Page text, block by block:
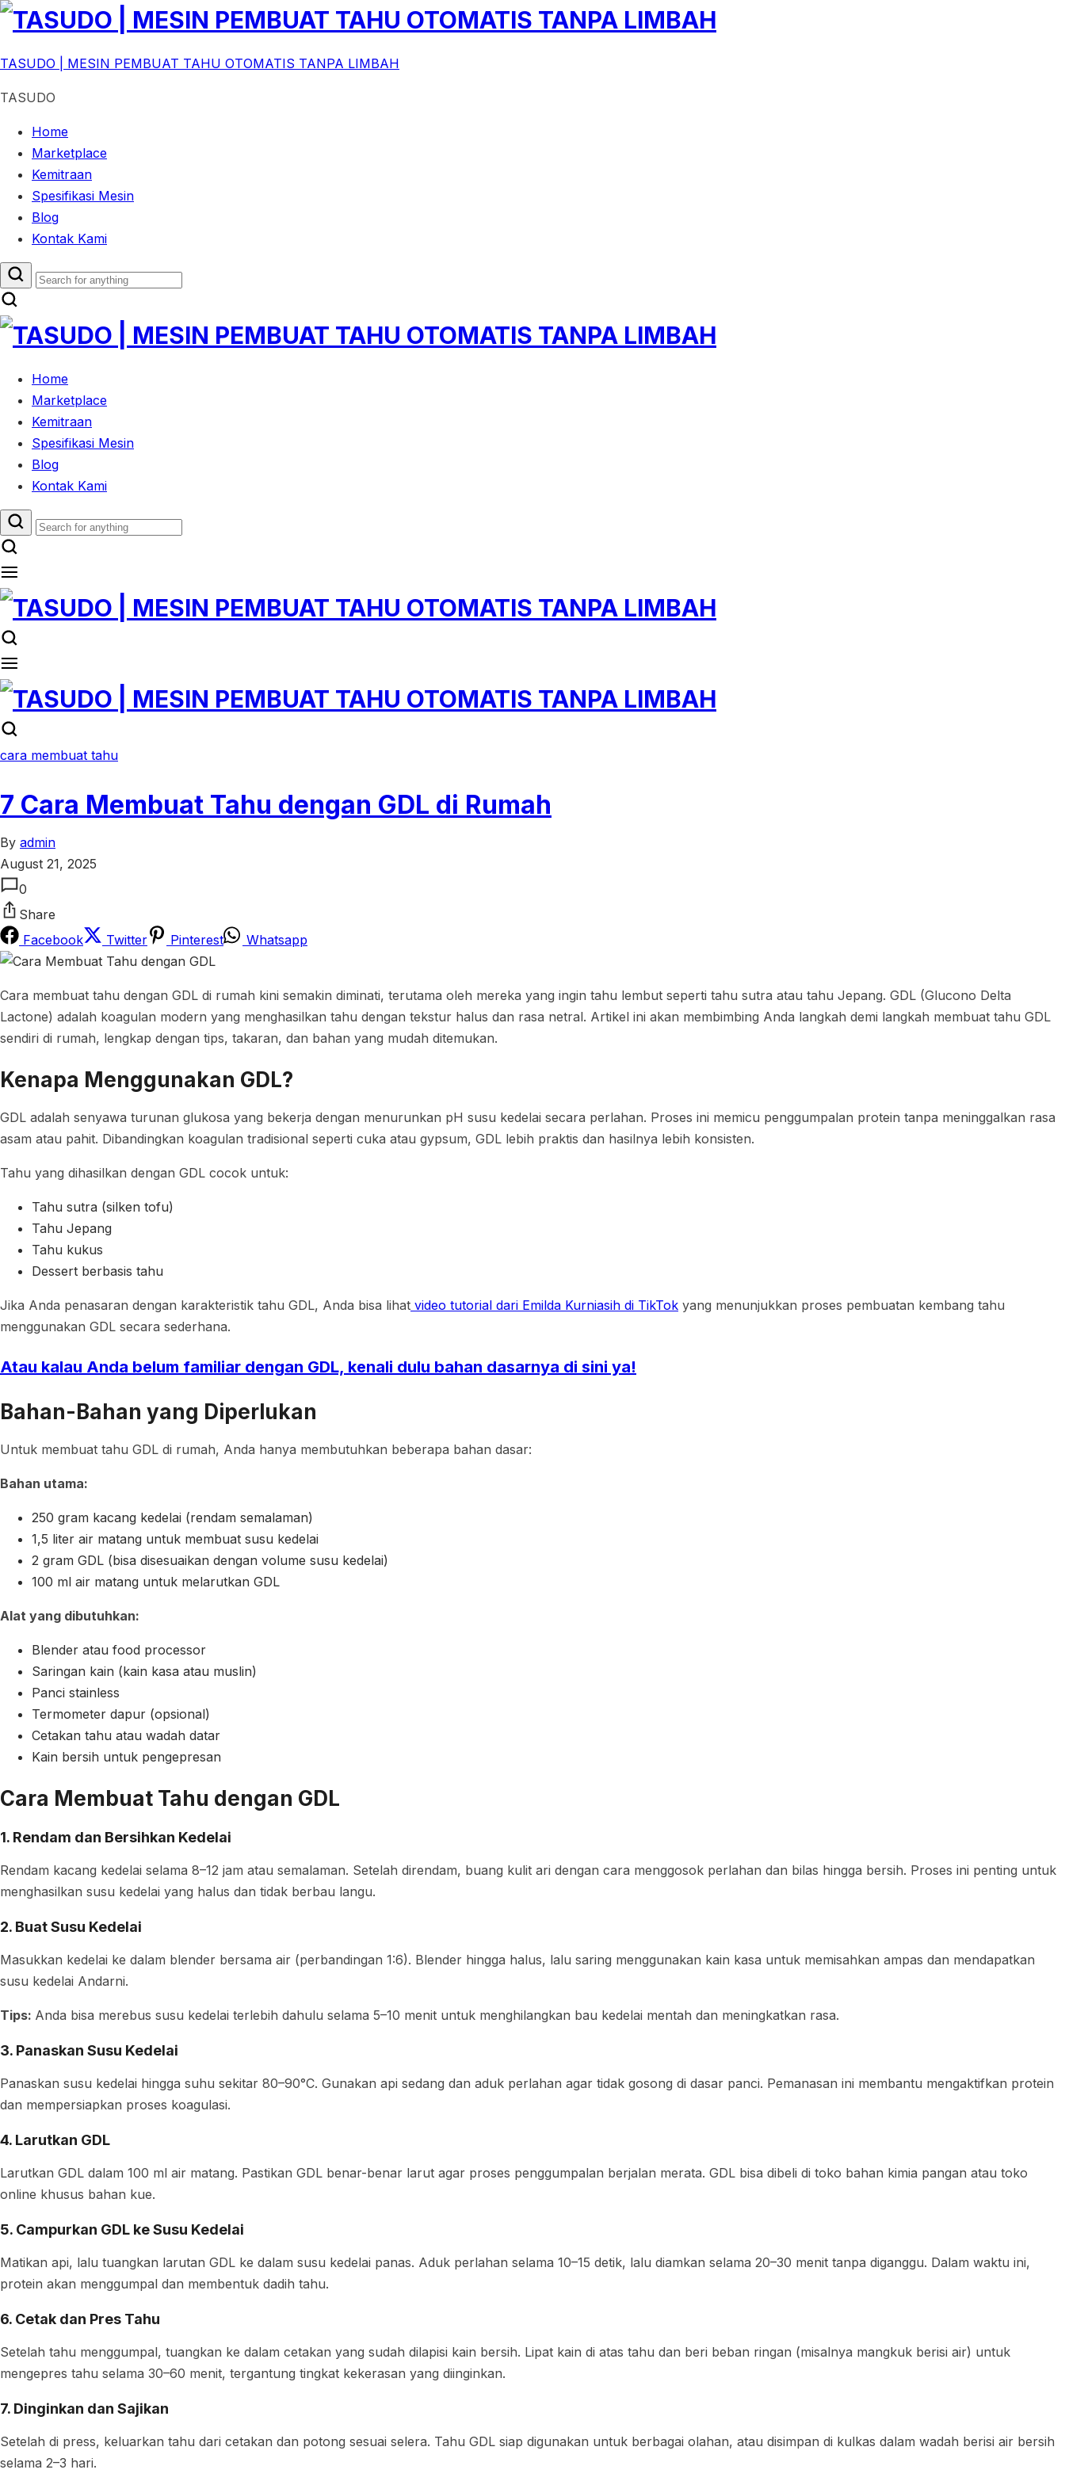
TASUDO | MESIN PEMBUAT TAHU OTOMATIS TANPA LIMBAH
TASUDO
Home
Marketplace
Kemitraan
Spesifikasi Mesin
Blog
Kontak Kami
Home
Marketplace
Kemitraan
Spesifikasi Mesin
Blog
Kontak Kami
cara membuat tahu
7 Cara Membuat Tahu dengan GDL di Rumah
By admin
August 21, 2025
0
Share
Facebook
Twitter Pinterest Whatsapp
Cara membuat tahu dengan GDL di rumah kini semakin diminati, terutama oleh mereka yang ingin tahu lembut seperti tahu sutra atau tahu Jepang. GDL (Glucono Delta
Lactone) adalah koagulan modern yang menghasilkan tahu dengan tekstur halus dan rasa netral. Artikel ini akan membimbing Anda langkah demi langkah membuat tahu GDL
sendiri di rumah, lengkap dengan tips, takaran, dan bahan yang mudah ditemukan.
Kenapa Menggunakan GDL?
GDL adalah senyawa turunan glukosa yang bekerja dengan menurunkan pH susu kedelai secara perlahan. Proses ini memicu penggumpalan protein tanpa meninggalkan rasa
asam atau pahit. Dibandingkan koagulan tradisional seperti cuka atau gypsum, GDL lebih praktis dan hasilnya lebih konsisten.
Tahu yang dihasilkan dengan GDL cocok untuk:
Tahu sutra (silken tofu)
Tahu Jepang
Tahu kukus
Dessert berbasis tahu
Jika Anda penasaran dengan karakteristik tahu GDL, Anda bisa lihat video tutorial dari Emilda Kurniasih di TikTok yang menunjukkan proses pembuatan kembang tahu
menggunakan GDL secara sederhana.
Atau kalau Anda belum familiar dengan GDL, kenali dulu bahan dasarnya di sini ya!
Bahan-Bahan yang Diperlukan
Untuk membuat tahu GDL di rumah, Anda hanya membutuhkan beberapa bahan dasar:
Bahan utama:
250 gram kacang kedelai (rendam semalaman)
1,5 liter air matang untuk membuat susu kedelai
2 gram GDL (bisa disesuaikan dengan volume susu kedelai)
100 ml air matang untuk melarutkan GDL
Alat yang dibutuhkan:
Blender atau food processor
Saringan kain (kain kasa atau muslin)
Panci stainless
Termometer dapur (opsional)
Cetakan tahu atau wadah datar
Kain bersih untuk pengepresan
Cara Membuat Tahu dengan GDL
1. Rendam dan Bersihkan Kedelai
Rendam kacang kedelai selama 8–12 jam atau semalaman. Setelah direndam, buang kulit ari dengan cara menggosok perlahan dan bilas hingga bersih. Proses ini penting untuk
menghasilkan susu kedelai yang halus dan tidak berbau langu.
2. Buat Susu Kedelai
Masukkan kedelai ke dalam blender bersama air (perbandingan 1:6). Blender hingga halus, lalu saring menggunakan kain kasa untuk memisahkan ampas dan mendapatkan
susu kedelai Andarni.
Tips: Anda bisa merebus susu kedelai terlebih dahulu selama 5–10 menit untuk menghilangkan bau kedelai mentah dan meningkatkan rasa.
3. Panaskan Susu Kedelai
Panaskan susu kedelai hingga suhu sekitar 80–90°C. Gunakan api sedang dan aduk perlahan agar tidak gosong di dasar panci. Pemanasan ini membantu mengaktifkan protein
dan mempersiapkan proses koagulasi.
4. Larutkan GDL
Larutkan GDL dalam 100 ml air matang. Pastikan GDL benar-benar larut agar proses penggumpalan berjalan merata. GDL bisa dibeli di toko bahan kimia pangan atau toko
online khusus bahan kue.
5. Campurkan GDL ke Susu Kedelai
Matikan api, lalu tuangkan larutan GDL ke dalam susu kedelai panas. Aduk perlahan selama 10–15 detik, lalu diamkan selama 20–30 menit tanpa diganggu. Dalam waktu ini,
protein akan menggumpal dan membentuk dadih tahu.
6. Cetak dan Pres Tahu
Setelah tahu menggumpal, tuangkan ke dalam cetakan yang sudah dilapisi kain bersih. Lipat kain di atas tahu dan beri beban ringan (misalnya mangkuk berisi air) untuk
mengepres tahu selama 30–60 menit, tergantung tingkat kekerasan yang diinginkan.
7. Dinginkan dan Sajikan
Setelah di press, keluarkan tahu dari cetakan dan potong sesuai selera. Tahu GDL siap digunakan untuk berbagai olahan, atau disimpan di kulkas dalam wadah berisi air bersih
selama 2–3 hari.